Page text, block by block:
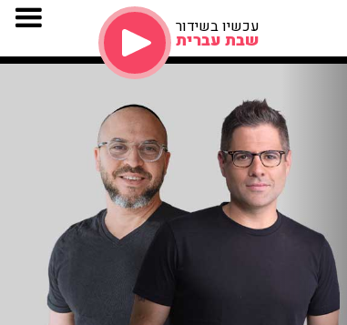
עכשיו בשידור
שבת עברית